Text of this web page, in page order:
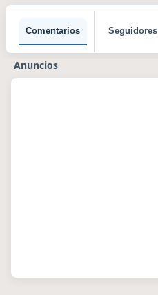
Comentarios Seguidores
Anuncios